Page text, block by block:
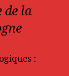
de la
: